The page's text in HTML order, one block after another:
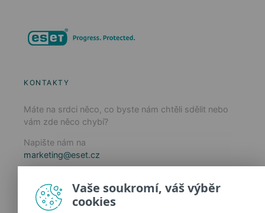
KONTAKTY
Máte na srdci něco, co byste nám chtěli sdělit nebo
vám zde něco chybí?
Napište nám na
marketing@eset.cz
Zásady ochrany osobních údajů
Spravovat cookies
Vaše soukromí, váš výběr
cookies